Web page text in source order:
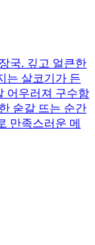
국. 깊고 얼큰한
는 살코기가 든
어우러져 구수함
숟갈 뜨는 순간
만족스러운 메